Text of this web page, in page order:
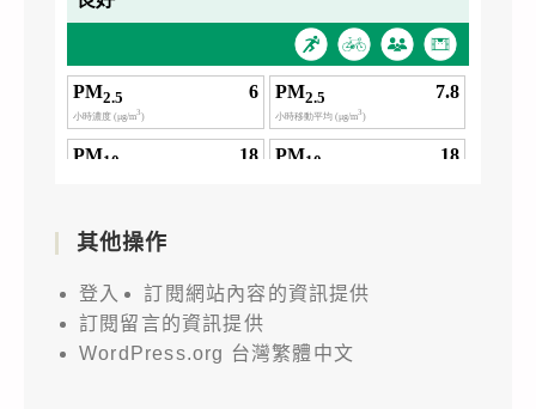
其他操作
登入
訂閱網站內容的資訊提供
訂閱留言的資訊提供
WordPress.org 台灣繁體中文